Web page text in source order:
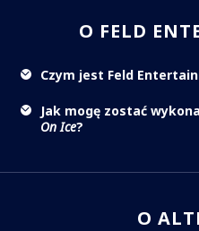
O FELD
Czym jest Feld
Jak mogę zostać
On Ice?
O